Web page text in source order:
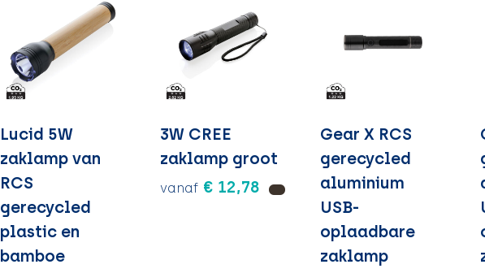
Lucid 5W
zaklamp van
RCS
gerecycled
plastic en
bamboe
3W CREE
zaklamp groot
vanaf € 12,78
Gear X RCS
gerecycled
aluminium
USB-
oplaadbare
zaklamp